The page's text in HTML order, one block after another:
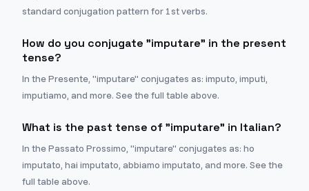
standard conjugation pattern for 1st verbs.
How do you conjugate "imputare" in the present
tense?
In the Presente, "imputare" conjugates as: imputo, imputi,
imputiamo, and more. See the full table above.
What is the past tense of "imputare" in Italian?
In the Passato Prossimo, "imputare" conjugates as: ho
imputato, hai imputato, abbiamo imputato, and more. See the
full table above.